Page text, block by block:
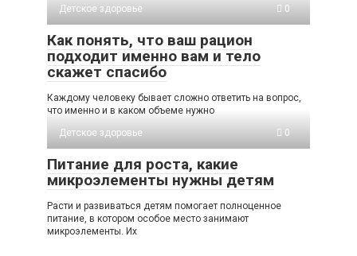
Детское здоровье
0
Как понять, что ваш рацион
подходит именно вам и тело
скажет спасибо
Каждому человеку бывает сложно ответить на вопрос,
что именно и в каком объеме нужно
Детское здоровье
0
Питание для роста, какие
микроэлементы нужны детям
Расти и развиваться детям помогает полноценное
питание, в котором особое место занимают
микроэлементы. Их